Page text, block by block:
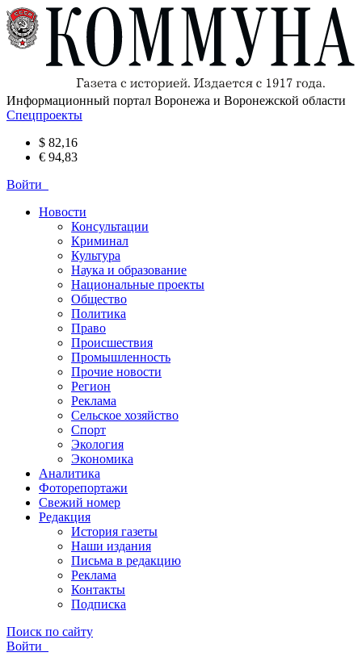
Информационный портал Воронежа и Воронежской области
Спецпроекты
$ 82,16
€ 94,83
Войти
Новости
Консультации
Криминал
Культура
Наука и образование
Национальные проекты
Общество
Политика
Право
Происшествия
Промышленность
Прочие новости
Регион
Реклама
Сельское хозяйство
Спорт
Экология
Экономика
Аналитика
Фоторепортажи
Свежий номер
Редакция
История газеты
Наши издания
Письма в редакцию
Реклама
Контакты
Подписка
Поиск по сайту
Войти